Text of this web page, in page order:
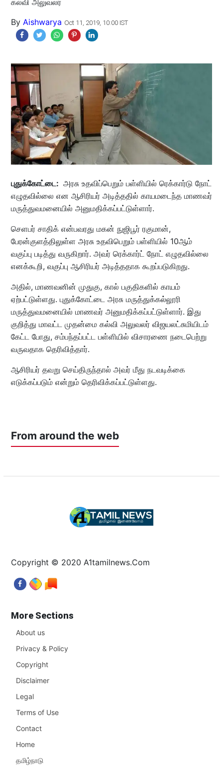
கல்வி அலுவலர்
By Aishwarya Oct 11, 2019, 10:00 IST
புதுக்கோட்டை: அரசு உதவிப்பெறும்‌ பள்ளியில் ரெக்கார்டு நோட்
எழுதவில்லை என ஆசிரியர் அடித்ததில் காயமடைந்த மாணவர்
மருத்துவமனையில் அனுமதிக்கப்பட்டுள்ளார்.
செளபர் சாதிக் என்பவரது மகன் நுஜிபூர் ரகுமான்,
பேரன்குளத்திலுள்ள அரசு‌ உதவிபெறும்‌ பள்ளியில்‌ 1‌0ஆம்
வகுப்பு படித்து வருகிறார். அவர் ரெக்கார்ட் நோட் எழுதவில்லை
எனக்கூறி, வகுப்பு ஆசிரியர் அடித்ததாக கூறப்படுகிறது.
அதில், மாணவனின் முதுகு, கால் பகுதிகளில் கா‌யம்
ஏற்‌பட்டுள்‌ளது. புதுக்கோட்டை அரசு மருத்து‌க்கல்லூரி
மருத்துவமனையில் மாணவர் அனுமதிக்கப்பட்டுள்ளார். இது
குறித்து மாவட்‌ட முதன்மை கல்வி அலுவலர் விஜயலட்சுமியிடம்
கேட்ட போது, சம்‌பந்தப்பட்‌ட பள்ளியில் விசாரணை நடைபெற்று
வருவதாக தெரிவித்தார்.
ஆசிரியர் த‌வறு செய்திருந்தால் அவர் மீது நடவடிக்கை
எடுக்கப்படும் என்றும் தெரிவிக்கப்பட்டுள்ளது.
From around the web
Copyright © 2020 A1tamilnews.Com
More Sections
About us
Privacy & Policy
Copyright
Disclaimer
Legal
Terms of Use
Contact
Home
தமிழ்நாடு